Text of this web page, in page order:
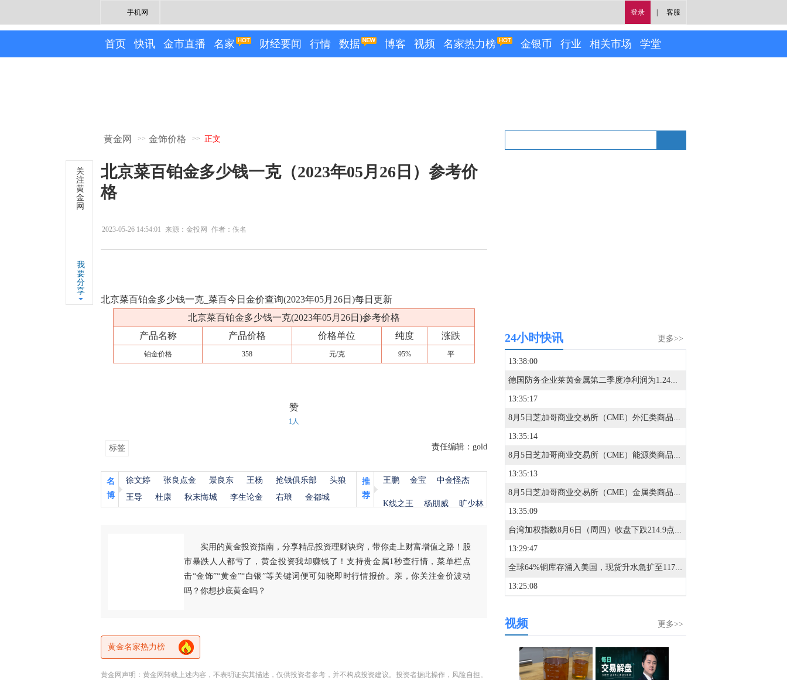
登录 客服
手机网
首页 快讯 金市直播 名家 财经要闻 行情 数据 博客 视频 名家热力榜 金银币 行业 相关市场 学堂
黄金网 >> 金饰价格 >> 正文
北京菜百铂金多少钱一克（2023年05月26日）参考价
格
2023-05-26 14:54:01 来源：金投网 作者：佚名
关
注
黄
金
网
我
要
分
享
北京菜百铂金多少钱一克_菜百今日金价查询(2023年05月26日)每日更新
北京菜百铂金多少钱一克(2023年05月26日)参考价格
产品名称
产品价格 价格单位 纯度 涨跌
铂金价格 358 元/克 95% 平
赞
1人
标签 责任编辑：gold
名
博
徐文婷 张良点金 景良东 王杨 抢钱俱乐部
头狼
王导
杜康 秋末悔城 李生论金 右琅 金都城
推
荐
王鹏 金宝 中金怪杰
K线之王 杨朋威 旷少林
实用的黄金投资指南，分享精品投资理财诀窍，带你走上财富增值之路！股
市暴跌人人都亏了，黄金投资我却赚钱了！支持贵金属1秒查行情，菜单栏点
击“金饰”“黄金”“白银”等关键词便可知晓即时行情报价。亲，你关注金价波动
吗？你想抄底黄金吗？
黄金名家热力榜
黄金网声明：黄金网转载上述内容，不表明证实其描述，仅供投资者参考，并不构成投资建议。投资者据此操作，风险自担。
更多>>
24小时快讯
13:38:00
德国防务企业莱茵金属第二季度净利润为1.24亿欧元，分析师预期为2.703亿欧元。
13:35:17
8月5日芝加哥商业交易所（CME）外汇类商品成交量报告已在金十数据中心更新！欢迎点击查看
13:35:14
8月5日芝加哥商业交易所（CME）能源类商品成交量报告已在金十数据中心更新！欢迎点击查看
13:35:13
8月5日芝加哥商业交易所（CME）金属类商品成交量报告已在金十数据中心更新！欢迎点击查看
13:35:09
台湾加权指数8月6日（周四）收盘下跌214.9点，跌幅0.48%，报44396.7点。
13:29:47
全球64%铜库存涌入美国，现货升水急扩至117美元，COMEX铜持续大幅溢价，早盘LME铜期货一度创12周新高！点击阅读。
13:25:08
13:21:54
13:17:25
更多>>
视频